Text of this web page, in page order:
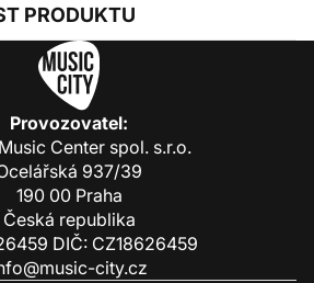
PRODUKTU
Provozovatel:
Center spol. s.r.o.
937/39
190 00 Praha
Česká republika
DIČ: CZ18626459
city.cz